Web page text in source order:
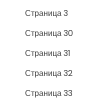
Страница 3
Страница 30
Страница 31
Страница 32
Страница 33